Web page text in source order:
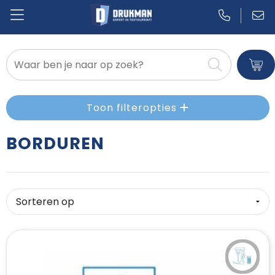
Badtextiel en Douche
Caps, Hoeden en Mutsen
Dekens, Fleecedekens en Kussens
Handschoenen en Sjaals
Toon filteropties
BORDUREN